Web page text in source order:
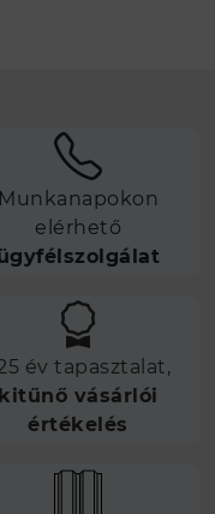
Munkanapokon
elérhető
év tapasztalat,
kitűnő vásárlói
értékelés